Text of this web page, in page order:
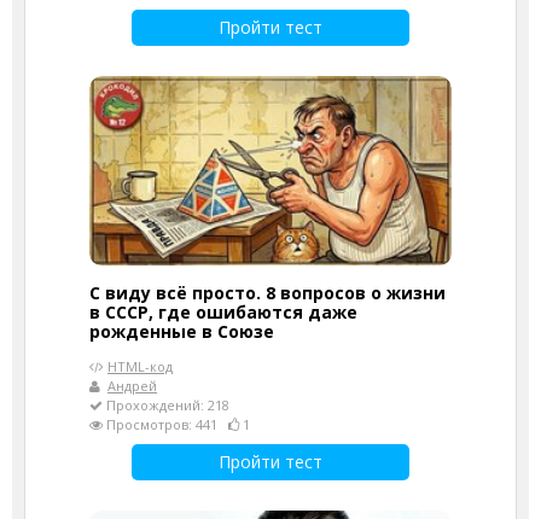
Пройти тест
С виду всё просто. 8 вопросов о жизни
в СССР, где ошибаются даже
рожденные в Союзе
HTML-код
Андрей
Прохождений: 218
Просмотров: 441
1
Пройти тест